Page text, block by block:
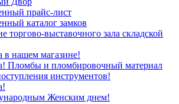
прайс-лист
каталог замков
торгово-выставочного зала складской
в нашем магазине!
Пломбы и пломбировочный материал
инструментов!
Женским днем!